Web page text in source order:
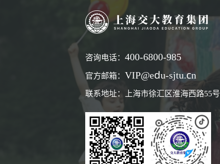
咨询电话： 400-6800-985
官方邮箱： VIP@edu-sjtu.cn
联系地址：上海市徐汇区淮海西路55号